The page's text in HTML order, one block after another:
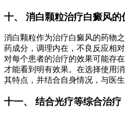
十、 消白颗粒治疗白癜风的
消白颗粒作为治疗白癜风的药物
药成分，调理内在，不良反应相
对每个患者的治疗的效果可能存
才能看到明有效果。在选择使用
其特点，并结合自身情况，与医生
十一、 结合光疗等综合治疗